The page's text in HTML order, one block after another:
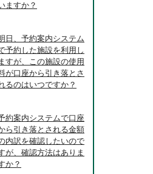
ますか？
日、予約案内システム
予約した施設を利用し
すが、この施設の使用
が口座から引き落とさ
るのはいつですか？
約案内システムで口座
ら引き落とされる金額
内訳を確認したいので
が、確認方法はありま
か？